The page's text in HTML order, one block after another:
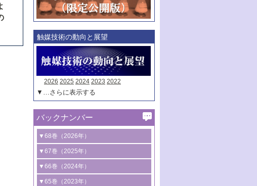
記事種別
マーク：
マークあり
触媒技術の動向と展望
2026 2025 2024 2023 2022
▼…さらに表示する
バックナンバー
▼68巻（2026年）
1号 過酸化水素合成に関する研究動向
2号 コンピューター技術により加速する
触媒開発
▼67巻（2025年）
1号 CO
水素化によるグリーン燃料/グリ
ーンケミカル製造
▼66巻（2024年）
1号 低次元ナノ構造を有する触媒材料
▼65巻（2023年）